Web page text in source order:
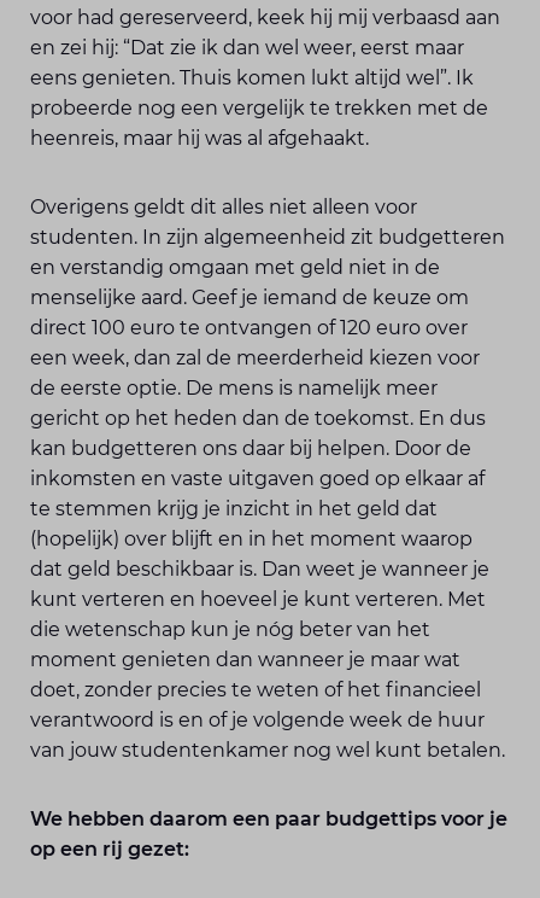
voor had gereserveerd, keek hij mij verbaasd aan
en zei hij: “Dat zie ik dan wel weer, eerst maar
eens genieten. Thuis komen lukt altijd wel”. Ik
probeerde nog een vergelijk te trekken met de
heenreis, maar hij was al afgehaakt.
Overigens geldt dit alles niet alleen voor
studenten. In zijn algemeenheid zit budgetteren
en verstandig omgaan met geld niet in de
menselijke aard. Geef je iemand de keuze om
direct 100 euro te ontvangen of 120 euro over
een week, dan zal de meerderheid kiezen voor
de eerste optie. De mens is namelijk meer
gericht op het heden dan de toekomst. En dus
kan budgetteren ons daar bij helpen. Door de
inkomsten en vaste uitgaven goed op elkaar af
te stemmen krijg je inzicht in het geld dat
(hopelijk) over blijft en in het moment waarop
dat geld beschikbaar is. Dan weet je wanneer je
kunt verteren en hoeveel je kunt verteren. Met
die wetenschap kun je nóg beter van het
moment genieten dan wanneer je maar wat
doet, zonder precies te weten of het financieel
verantwoord is en of je volgende week de huur
van jouw studentenkamer nog wel kunt betalen.
We hebben daarom een paar budgettips voor je
op een rij gezet: